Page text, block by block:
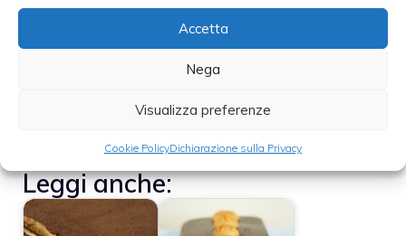
Accetta
Nega
Visualizza preferenze
Cookie PolicyDichiarazione sulla Privacy
Moscato ai frutti di bosco.
Da provare almeno una volta nella vita.
Leggi anche: